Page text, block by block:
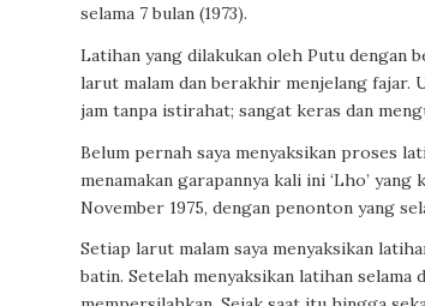
selama 7 bulan (1973).
Latihan yang dilakukan oleh Putu dengan
larut malam dan berakhir menjelang fajar.
jam tanpa istirahat; sangat keras dan
Belum pernah saya menyaksikan proses
menamakan garapannya kali ini ‘Lho’
November 1975, dengan penonton yang
Setiap larut malam saya menyaksikan
batin. Setelah menyaksikan latihan